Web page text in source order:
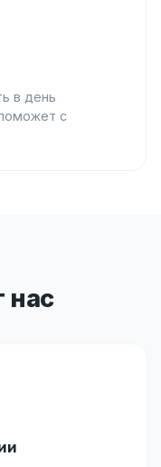
в день
с
нас